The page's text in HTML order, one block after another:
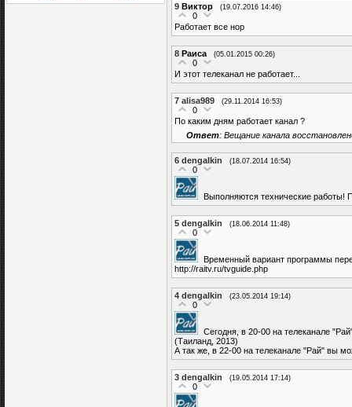
9 Виктор (19.07.2016 14:46)
0
Работает все нор
8 Раиса (05.01.2015 00:26)
0
И этот телеканал не работает...
7 alisa989 (29.11.2014 16:53)
0
По каким дням работает канал ?
Ответ: Вещание канала
6 dengalkin (18.07.2014 16:54)
0
Выполняются технические работы!
5 dengalkin (18.06.2014 11:48)
0
Временный вариант программы
http://raitv.ru/tvguide.php
4 dengalkin (23.05.2014 19:14)
0
Сегодня, в 20-00 на телеканале
(Таиланд, 2013)
А так же, в 22-00 на телеканале "Рай" вы
3 dengalkin (19.05.2014 17:14)
0